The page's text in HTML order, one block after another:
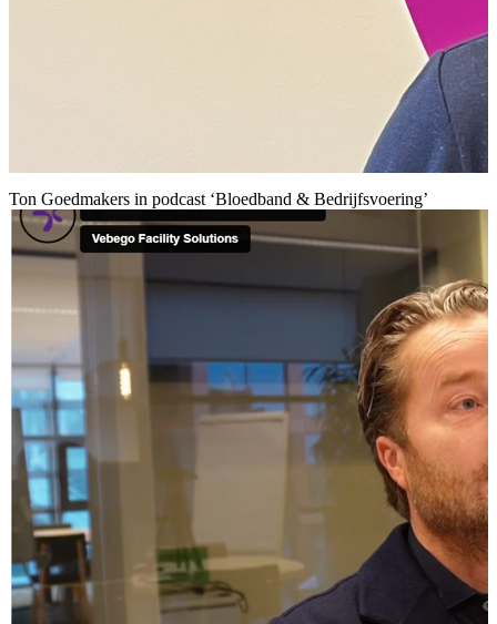
Ton Goedmakers in podcast ‘Bloedband & Bedrijfsvoering’